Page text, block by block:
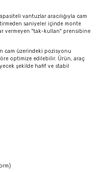
vantuzlar aracılığıyla cam
saniyeler içinde monte
vermeyen "tak-kullan" prensibine
cam üzerindeki pozisyonu
optimize edilebilir. Ürün, araç
şekilde hafif ve stabil